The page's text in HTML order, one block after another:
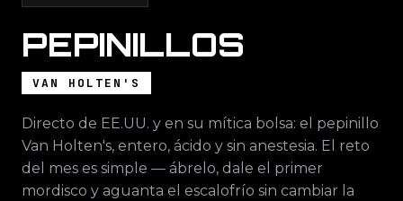
PEPINILLOS
VAN HOLTEN'S
Directo de EE.UU. y en su mítica bolsa: el pepinillo
Van Holten's, entero, ácido y sin anestesia. El reto
del mes es simple — ábrelo, dale el primer
mordisco y aguanta el escalofrío sin cambiar la